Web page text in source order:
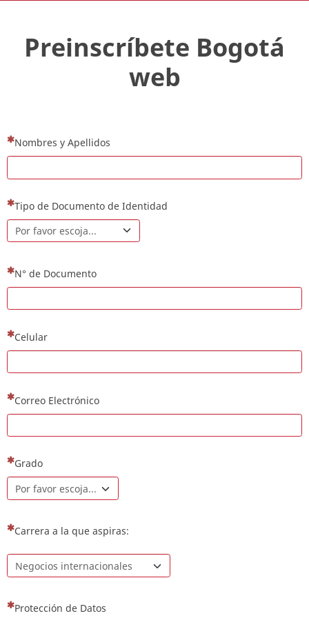
Preinscríbete Bogotá
web
(Esta pregunta es obligatoria)
Nombres y Apellidos
(Esta pregunta es obligatoria)
Tipo de Documento de Identidad
(Esta pregunta es obligatoria)
N° de Documento
(Esta pregunta es obligatoria)
Celular
(Esta pregunta es obligatoria)
Correo Electrónico
(Esta pregunta es obligatoria)
Grado
(Esta pregunta es obligatoria)
Carrera a la que aspiras:
(Esta pregunta es obligatoria)
Protección de Datos